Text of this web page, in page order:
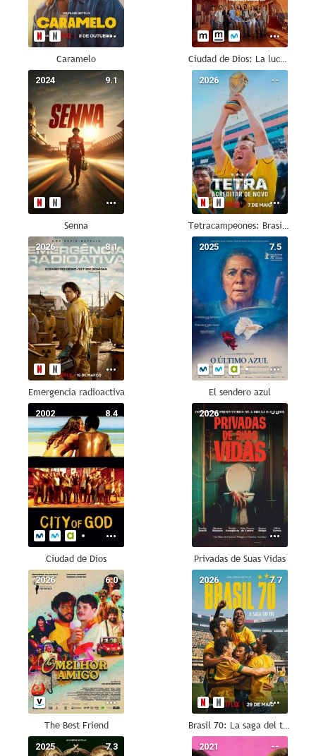
Caramelo Ciudad de Dios: La lucha sigue
9.1
2024
Senna
--
2026
Tetracampeones: Brasil volvió a creer
8.1
2026
Emergencia radioactiva
7.5
2025
El sendero azul
8.4
2002
Ciudad de Dios
--
2026
Privadas de Suas Vidas
6.0
2026
The Best Friend
7.7
2026
Brasil 70: La saga del tricampeonato
7.3
2025 --
2021